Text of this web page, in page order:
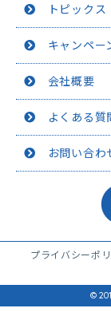
トピックス
キャンペー
会社概要
よくある質
お問い合わ
プライバシーポ
©